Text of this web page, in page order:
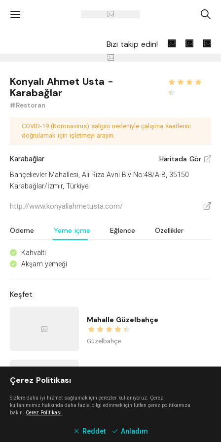
' A
Bizi takip edin!
Konyalı Ahmet Usta -
Karabağlar
#Restoran
COVID-19 (Koronavirüs) salgını nedeniyle çalışma saatlerini
doğrulamak için işletmeyi arayın.
Karabağlar Haritada Gör V
Bahçelievler Mahallesi, Ali Rıza Avni Blv No:48/A-B, 35150
Karabağlar/İzmir, Türkiye
http://www.konyaliahmetusta.com/ V
Ödeme Yeme içme Eğlence Özellikler
^ Kahvaltı
^ Akşam yemeği
Keşfet
Mahalle Güzelbahçe
Güzelbahçe
Balçova
Çerez Politikası
Sizlere daha iyi hizmet sağlamak için çerezler kullanıyoruz. Çerez
kullanımımız hakkında daha fazla bilgi edinmek için lütfen çerez politikamıza
bakın. Çerez Politikası
Reddet Anladım